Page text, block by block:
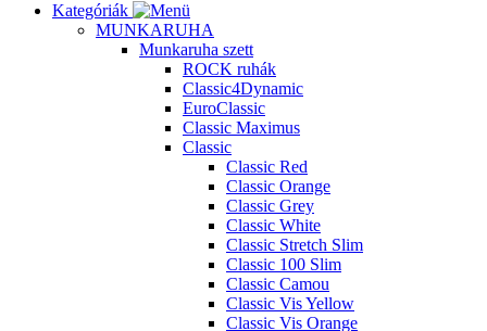
Kategóriák
MUNKARUHA
Munkaruha szett
ROCK ruhák
Classic4Dynamic
EuroClassic
Classic Maximus
Classic
Classic Red
Classic Orange
Classic Grey
Classic White
Classic Stretch Slim
Classic 100 Slim
Classic Camou
Classic Vis Yellow
Classic Vis Orange